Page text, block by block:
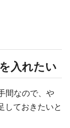
入れたい
間なので、や
しておきたいと